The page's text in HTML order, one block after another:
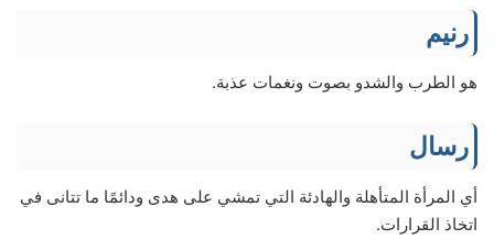
رنيم
هو الطرب والشدو بصوت ونغمات عذبة.
رسال
أي المرأة المتأهلة والهادئة التي تمشي على هدى ودائمًا ما تتانى في
اتخاذ القرارات.